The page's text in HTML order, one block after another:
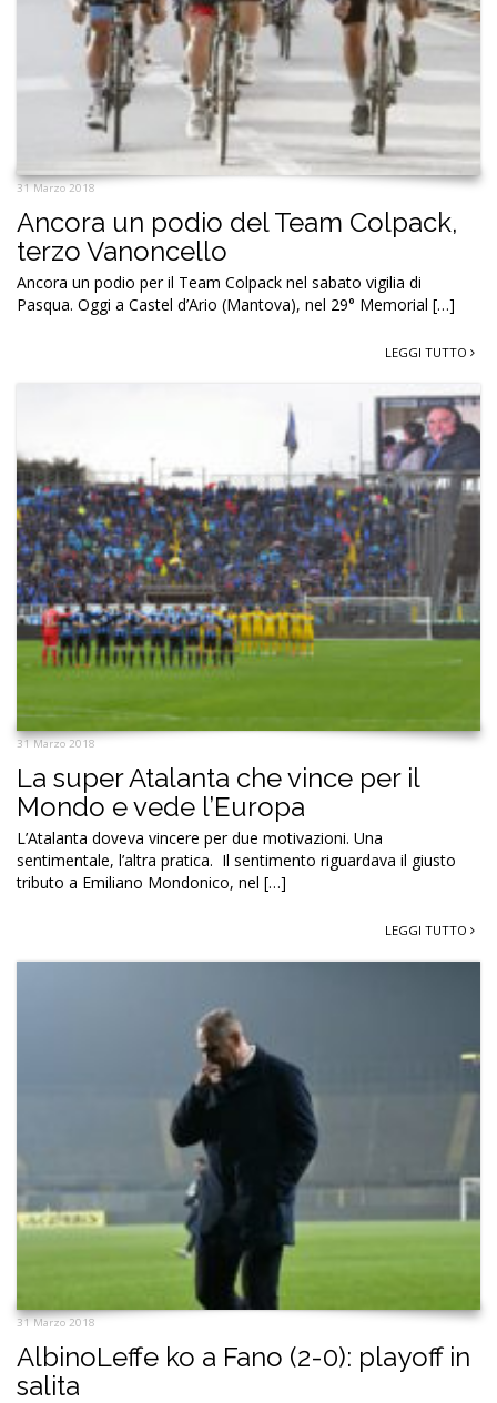
31 Marzo 2018
Ancora un podio del Team Colpack,
terzo Vanoncello
Ancora un podio per il Team Colpack nel sabato vigilia di
Pasqua. Oggi a Castel d’Ario (Mantova), nel 29° Memorial […]
LEGGI TUTTO
31 Marzo 2018
La super Atalanta che vince per il
Mondo e vede l’Europa
L’Atalanta doveva vincere per due motivazioni. Una
sentimentale, l’altra pratica. Il sentimento riguardava il giusto
tributo a Emiliano Mondonico, nel […]
LEGGI TUTTO
31 Marzo 2018
AlbinoLeffe ko a Fano (2-0): playoff in
salita